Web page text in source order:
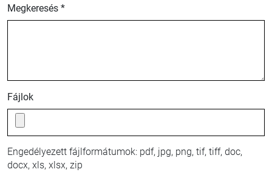
Megkeresés *
Fájlok
Engedélyezett fájlformátumok: pdf, jpg, png, tif, tiff, doc,
docx, xls, xlsx, zip